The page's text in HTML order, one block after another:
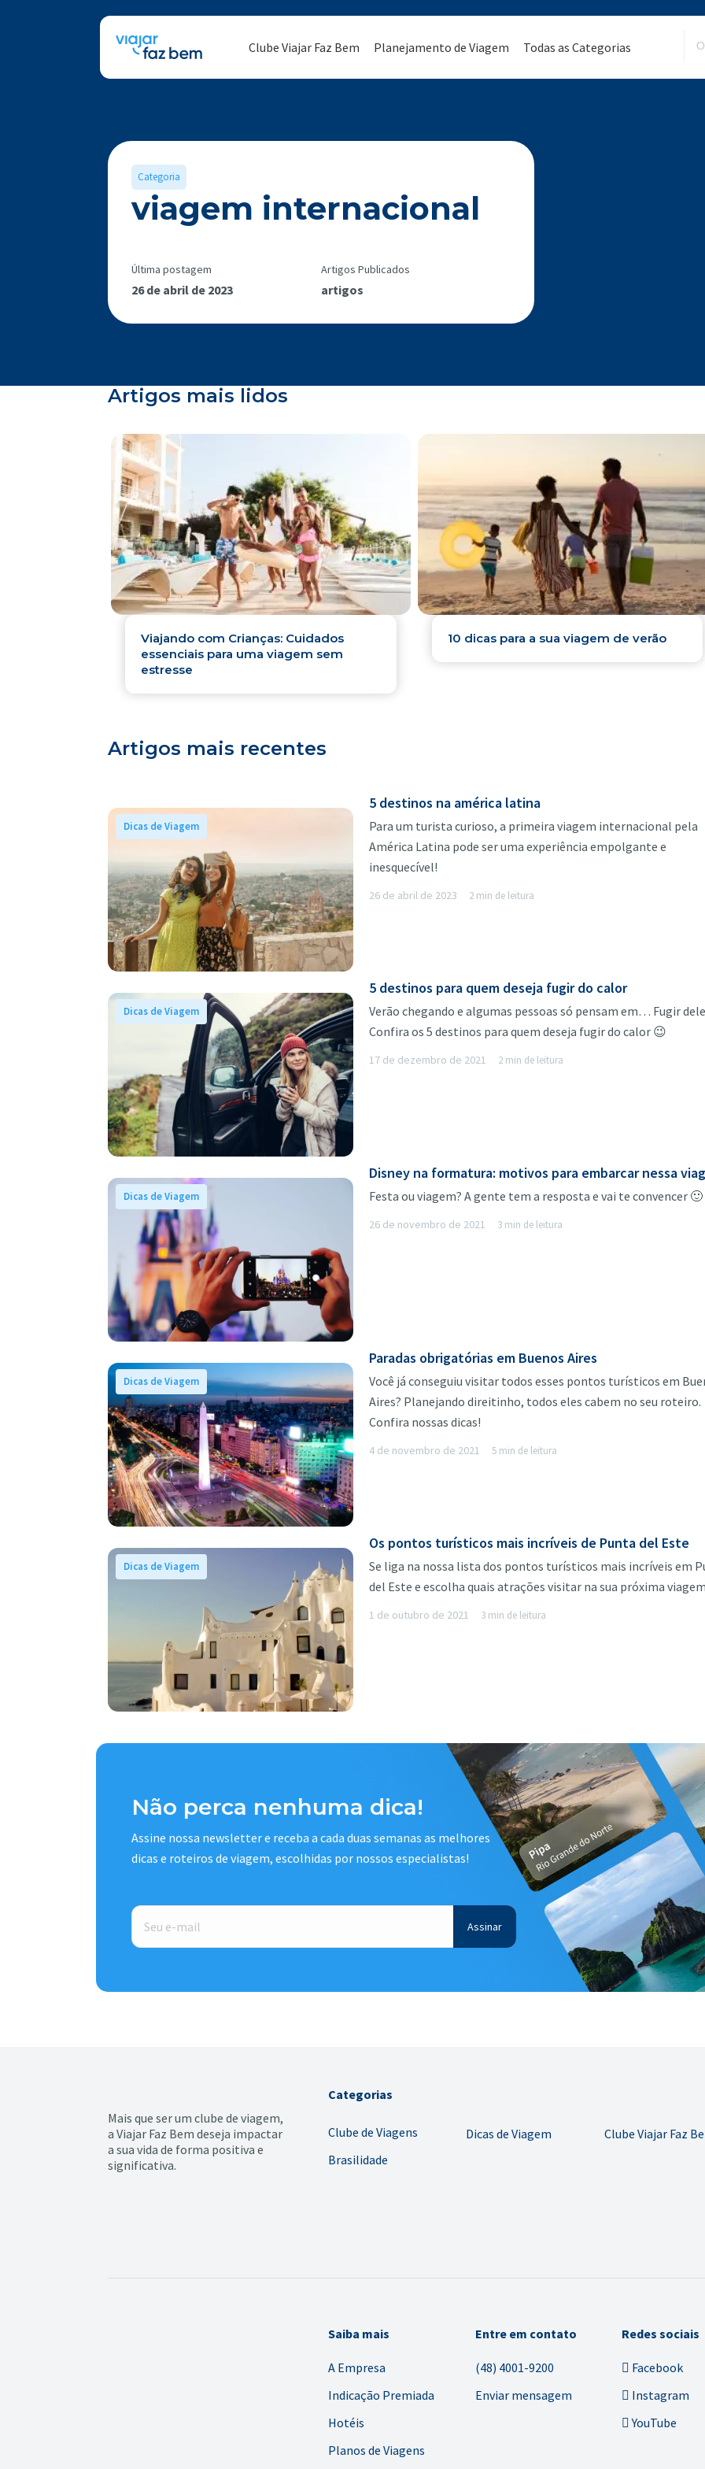
Clube Viajar Faz Bem Planejamento de Viagem Todas as Categorias
Categoria
viagem internacional
Última postagem
26 de abril de 2023
Artigos Publicados
artigos
Artigos mais lidos
Viajando com Crianças: Cuidados
essenciais para uma viagem sem
estresse
10 dicas para a sua viagem de verão
Artigos mais recentes
Dicas de Viagem
5 destinos na américa latina
26 de abril de 2023 2 min de leitura
Para um turista curioso, a primeira viagem internacional pela
América Latina pode ser uma experiência empolgante e
inesquecível!
Dicas de Viagem
5 destinos para quem deseja fugir do calor
17 de dezembro de 2021 2 min de leitura
Verão chegando e algumas pessoas só pensam em… Fugir
Confira os 5 destinos para quem deseja fugir do calor 😉
Dicas de Viagem
Disney na formatura: motivos para embarcar nessa
26 de novembro de 2021 3 min de leitura
Festa ou viagem? A gente tem a resposta e vai te convencer 🙂
Dicas de Viagem
Paradas obrigatórias em Buenos Aires
4 de novembro de 2021 5 min de leitura
Você já conseguiu visitar todos esses pontos turísticos em
Aires? Planejando direitinho, todos eles cabem no seu roteiro.
Confira nossas dicas!
Dicas de Viagem
Os pontos turísticos mais incríveis de Punta del Este
1 de outubro de 2021 3 min de leitura
Se liga na nossa lista dos pontos turísticos mais incríveis em
del Este e escolha quais atrações visitar na sua próxima
Não perca nenhuma dica!
Assine nossa newsletter e receba a cada duas semanas as melhores
dicas e roteiros de viagem, escolhidas por nossos especialistas!
E-
mail *
Mais que ser um clube de viagem,
a Viajar Faz Bem deseja impactar
a sua vida de forma positiva e
significativa.
Categorias
Clube de Viagens
Brasilidade
Dicas de Viagem Clube Viajar Faz
Saiba mais
A Empresa
Indicação Premiada
Hotéis
Planos de Viagens
Entre em contato
(48) 4001-9200
Enviar mensagem
Redes sociais
Facebook
Instagram
YouTube